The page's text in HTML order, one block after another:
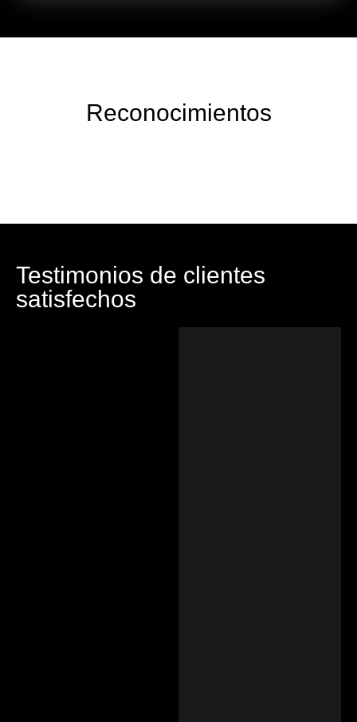
Reconocimientos
Testimonios de clientes
satisfechos